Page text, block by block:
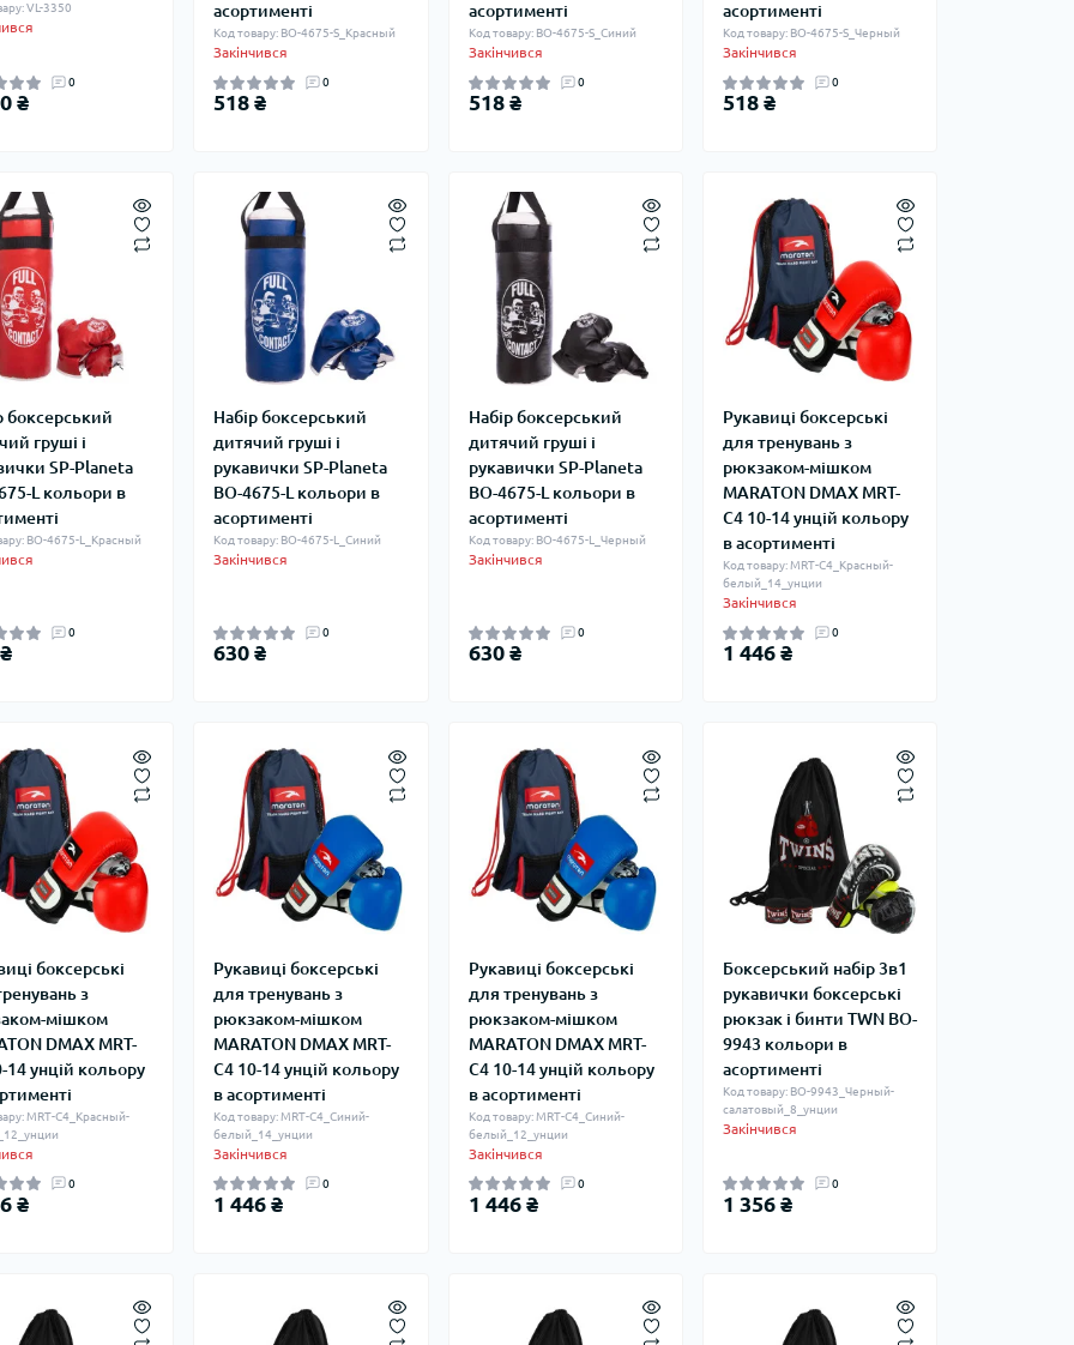
VL-3350
0
₴
асортименті
Код товару: BO-4675-S_Красный
Закінчився
0
518 ₴
асортименті
Код товару: BO-4675-S_Синий
Закінчився
0
518 ₴
асортименті
Код товару: BO-4675-S_Черный
Закінчився
0
518 ₴
боксерський
груші і
SP-Planeta
L кольори в
BO-4675-L_Красный
0
Набір боксерський
дитячий груші і
рукавички SP-Planeta
BO-4675-L кольори в
асортименті
Код товару: BO-4675-L_Синий
Закінчився
0
630 ₴
Набір боксерський
дитячий груші і
рукавички SP-Planeta
BO-4675-L кольори в
асортименті
Код товару: BO-4675-L_Черный
Закінчився
0
630 ₴
Рукавиці боксерські
для тренувань з
рюкзаком-мішком
MARATON DMAX MRT-
C4 10-14 унцій кольору
в асортименті
Код товару: MRT-C4_Красный-
белый_14_унции
Закінчився
0
1 446 ₴
боксерські
з
мішком
DMAX MRT-
14 унцій кольору
MRT-C4_Красный-
0
₴
Рукавиці боксерські
для тренувань з
рюкзаком-мішком
MARATON DMAX MRT-
C4 10-14 унцій кольору
в асортименті
Код товару: MRT-C4_Синий-
белый_14_унции
Закінчився
0
1 446 ₴
Рукавиці боксерські
для тренувань з
рюкзаком-мішком
MARATON DMAX MRT-
C4 10-14 унцій кольору
в асортименті
Код товару: MRT-C4_Синий-
белый_12_унции
Закінчився
0
1 446 ₴
Боксерський набір 3в1
рукавички боксерські
рюкзак і бинти TWN BO-
9943 кольори в
асортименті
Код товару: BO-9943_Черный-
салатовый_8_унции
Закінчився
0
1 356 ₴